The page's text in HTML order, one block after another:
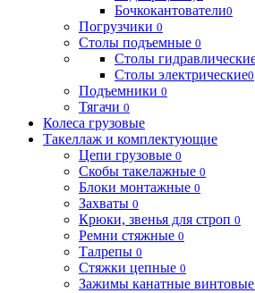
Бочкокантователи0
Погрузчики 0
Столы подъемные 0
Столы
Столы электрические0
Подъемники 0
Тягачи 0
Колеса грузовые
Такеллаж и комплектующие
Цепи грузовые 0
Скобы такелажные 0
Блоки монтажные 0
Захваты 0
Крюки, звенья для строп 0
Ремни стяжные 0
Талрепы 0
Стяжки цепные 0
Зажимы канатные винтовые